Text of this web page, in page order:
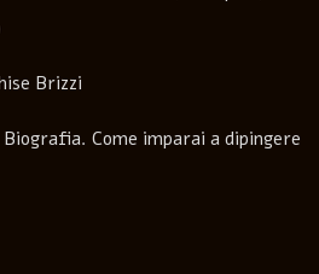
Brizzi
Biografia. Come imparai a dipingere